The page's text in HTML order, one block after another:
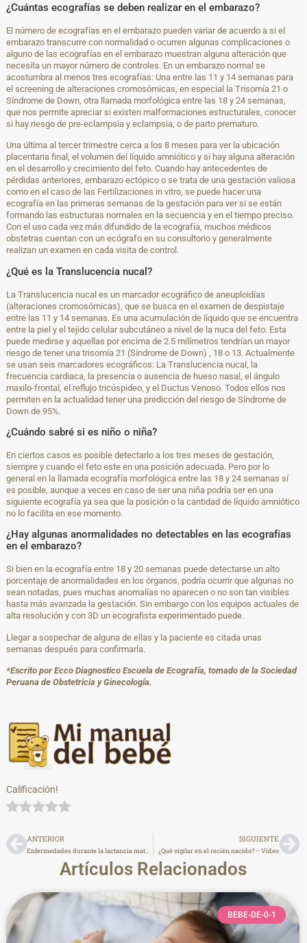
¿Cuántas ecografías se deben realizar en el embarazo?
El número de ecografías en el embarazo pueden variar de acuerdo a si el
embarazo transcurre con normalidad o ocurren algunas complicaciones o
alguno de las ecografías en el embarazo muestran alguna alteración que
necesita un mayor número de controles. En un embarazo normal se
acostumbra al menos tres ecografías: Una entre las 11 y 14 semanas para
el screening de alteraciones cromosómicas, en especial la Trisomía 21 o
Síndrome de Down, otra llamada morfológica entre las 18 y 24 semanas,
que nos permite apreciar si existen malformaciones estructurales, conocer
si hay riesgo de pre-eclampsia y eclampsia, o de parto prematuro.
Una última al tercer trimestre cerca a los 8 meses para ver la ubicación
placentaria final, el volumen del líquido amniótico y si hay alguna alteración
en el desarrollo y crecimiento del feto. Cuando hay antecedentes de
pérdidas anteriores, embarazo ectópico o se trata de una gestación valiosa
como en el caso de las Fertilizaciones in vitro, se puede hacer una
ecografía en las primeras semanas de la gestación para ver si se están
formando las estructuras normales en la secuencia y en el tiempo preciso.
Con el uso cada vez más difundido de la ecografía, muchos médicos
obstetras cuentan con un ecógrafo en su consultorio y generalmente
realizan un examen en cada visita de control.
¿Qué es la Translucencia nucal?
La Translucencia nucal es un marcador ecográfico de aneuploidías
(alteraciones cromosómicas), que se busca en el examen de despistaje
entre las 11 y 14 semanas. Es una acumulación de líquido que se encuentra
entre la piel y el tejido celular subcutáneo a nivel de la nuca del feto. Esta
puede medirse y aquellas por encima de 2.5 milímetros tendrían un mayor
riesgo de tener una trisomía 21 (Síndrome de Down) , 18 o 13. Actualmente
se usan seis marcadores ecográficos: La Translucencia nucal, la
frecuencia cardiaca, la presencia o ausencia de hueso nasal, el ángulo
maxilo-frontal, el reflujo tricúspideo, y el Ductus Venoso. Todos ellos nos
permiten en la actualidad tener una predicción del riesgo de Síndrome de
Down de 95%.
¿Cuándo sabré si es niño o niña?
En ciertos casos es posible detectarlo a los tres meses de gestación,
siempre y cuando el feto este en una posición adecuada. Pero por lo
general en la llamada ecografía morfológica entre las 18 y 24 semanas sí
es posible, aunque a veces en caso de ser una niña podría ser en una
siguiente ecografía ya sea que la posición o la cantidad de líquido amniótico
no lo facilita en ese momento.
¿Hay algunas anormalidades no detectables en las ecografías
en el embarazo?
Si bien en la ecografía entre 18 y 20 semanas puede detectarse un alto
porcentaje de anormalidades en los órganos, podría ocurrir que algunas no
sean notadas, pues muchas anomalías no aparecen o no son tan visibles
hasta más avanzada la gestación. Sin embargo con los equipos actuales de
alta resolución y con 3D un ecografista experimentado puede.
Llegar a sospechar de alguna de ellas y la paciente es citada unas
semanas después para confirmarla.
*Escrito por Ecco Diagnostico Escuela de Ecografía, tomado de la Sociedad
Peruana de Obstetricia y Ginecología.
Calificación!
ANTERIOR
Enfermedades durante la lactancia materna
SIGUIENTE
¿Qué vigilar en el recién nacido? – Video
Artículos Relacionados
BEBE-DE-0-1